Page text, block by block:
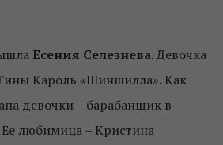
Есения Селезнева. Девочка
Кароль «Шиншилла». Как
девочки – барабанщик в
Ее любимица – Кристина